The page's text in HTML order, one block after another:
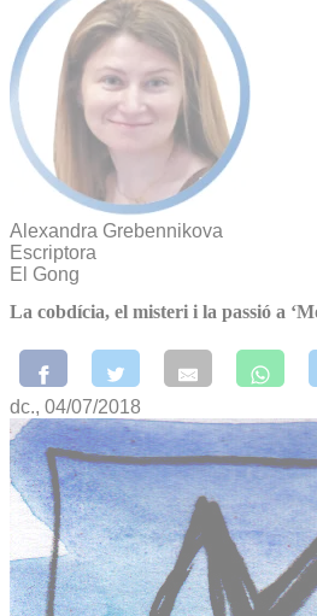
Alexandra Grebennikova
Escriptora
El Gong
La cobdícia, el misteri i la passió a
dc., 04/07/2018